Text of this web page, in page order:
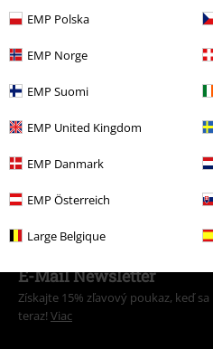
EMP Polska
EMP Norge
EMP Suomi
EMP United Kingdom
EMP Danmark
EMP Österreich
Large Belgique
V EMP internetovom obchode
dospelých aj deti za rozumnú cenu.
leto vďaka strihu a materiálu, zatiaľ čo
hľadáte teplé doplnky, ktoré by ste si
pozrieť na naše bundy. Koniec
dôležité je nevyraziť bez kabáta v
ďalšie dobrodružstvo.
E-Mail Newsletter
Získajte 15% zľavový poukaz, keď
teraz! Viac